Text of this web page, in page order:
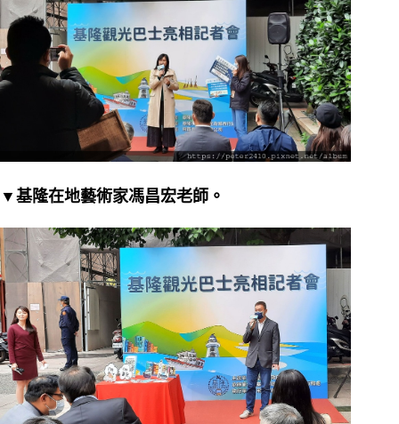
▼基隆在地藝術家馮昌宏老師。